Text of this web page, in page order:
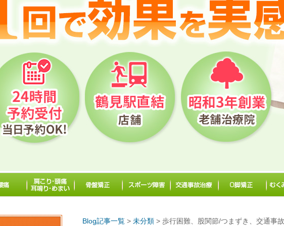
Blog記事一覧 > 未分類 > 歩行困難、股関節/つまずき、交通事故